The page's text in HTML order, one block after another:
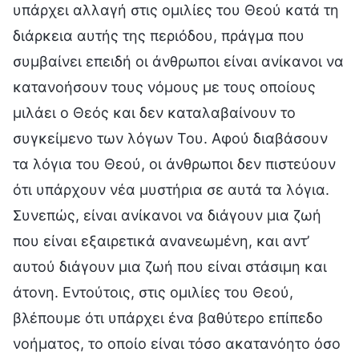
υπάρχει αλλαγή στις ομιλίες του Θεού κατά τη
διάρκεια αυτής της περιόδου, πράγμα που
συμβαίνει επειδή οι άνθρωποι είναι ανίκανοι να
κατανοήσουν τους νόμους με τους οποίους
μιλάει ο Θεός και δεν καταλαβαίνουν το
συγκείμενο των λόγων Του. Αφού διαβάσουν
τα λόγια του Θεού, οι άνθρωποι δεν πιστεύουν
ότι υπάρχουν νέα μυστήρια σε αυτά τα λόγια.
Συνεπώς, είναι ανίκανοι να διάγουν μια ζωή
που είναι εξαιρετικά ανανεωμένη, και αντ’
αυτού διάγουν μια ζωή που είναι στάσιμη και
άτονη. Εντούτοις, στις ομιλίες του Θεού,
βλέπουμε ότι υπάρχει ένα βαθύτερο επίπεδο
νοήματος, το οποίο είναι τόσο ακατανόητο όσο